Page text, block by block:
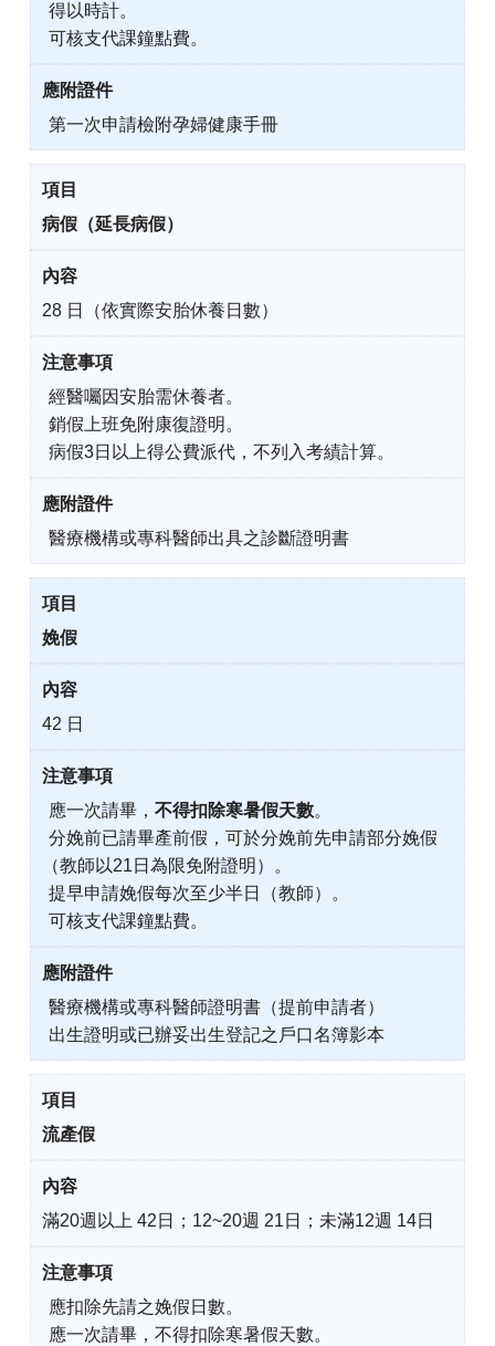
得以時計。
可核支代課鐘點費。
第一次申請檢附孕婦健康手冊
病假（延長病假）
28 日（依實際安胎休養日數）
經醫囑因安胎需休養者。
銷假上班免附康復證明。
病假3日以上得公費派代，不列入考績計算。
醫療機構或專科醫師出具之診斷證明書
娩假
42 日
應一次請畢， 不得扣除寒暑假天數。
分娩前已請畢產前假，可於分娩前先申請部分娩假
（教師以21日為限免附證明）。
提早申請娩假每次至少半日（教師）。
可核支代課鐘點費。
醫療機構或專科醫師證明書（提前申請者）
出生證明或已辦妥出生登記之戶口名簿影本
流產假
滿20週以上 42日；12~20週 21日；未滿12週 14日
應扣除先請之娩假日數。
應一次請畢，不得扣除寒暑假天數。